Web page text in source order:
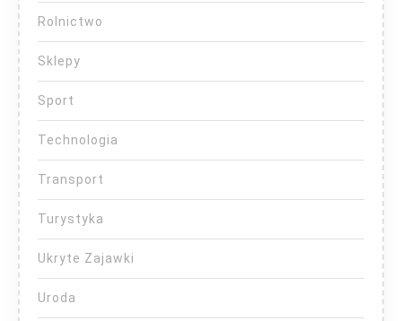
Rolnictwo
Sklepy
Sport
Technologia
Transport
Turystyka
Ukryte Zajawki
Uroda